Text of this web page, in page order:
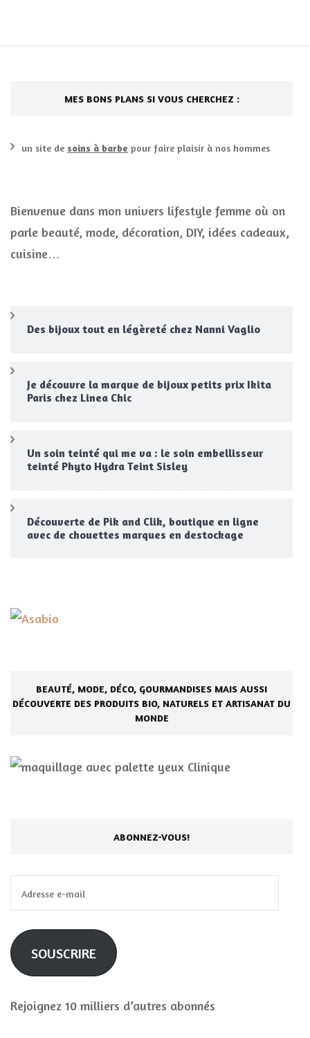
MES BONS PLANS SI VOUS CHERCHEZ :
un site de soins à barbe pour faire plaisir à nos hommes
Bienvenue dans mon univers lifestyle femme où on
parle beauté, mode, décoration, DIY, idées cadeaux,
cuisine…
Des bijoux tout en légèreté chez Nanni Vaglio
Je découvre la marque de bijoux petits prix Ikita
Paris chez Linea Chic
Un soin teinté qui me va : le soin embellisseur
teinté Phyto Hydra Teint Sisley
Découverte de Pik and Clik, boutique en ligne
avec de chouettes marques en destockage
BEAUTÉ, MODE, DÉCO, GOURMANDISES MAIS AUSSI
DÉCOUVERTE DES PRODUITS BIO, NATURELS ET ARTISANAT DU
MONDE
ABONNEZ-VOUS!
e-
mail
SOUSCRIRE
Rejoignez 10 milliers d’autres abonnés